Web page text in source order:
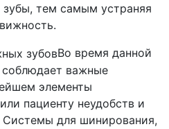
зубы, тем самым устраняя
Во время данной
важные
элементы
пациенту неудобств и
для шинирования,